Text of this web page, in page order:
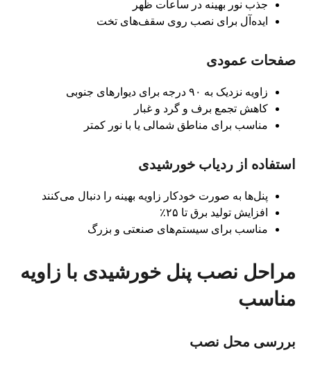
جذب نور بهینه در ساعات ظهر
ایده‌آل برای نصب روی سقف‌های تخت
صفحات عمودی
زاویه نزدیک به ۹۰ درجه برای دیوارهای جنوبی
کاهش تجمع برف و گرد و غبار
مناسب برای مناطق شمالی یا با نور کمتر
استفاده از ردیاب خورشیدی
پنل‌ها به صورت خودکار زاویه بهینه را دنبال می‌کنند
افزایش تولید برق تا ۲۵٪
مناسب برای سیستم‌های صنعتی و بزرگ
مراحل نصب پنل خورشیدی با زاویه
مناسب
بررسی محل نصب